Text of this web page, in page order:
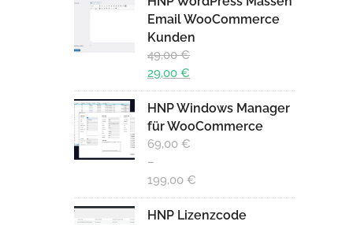
49,00 €
ist:
29,00 €.
Email WooCommerce
Kunden
49,00€
Ursprünglicher
Preis
war:
49,00 €
29,00 €
Aktueller
Preis
ist:
29,00 €.
HNP Windows Manager
für WooCommerce
69,00 €
–
199,00 €
HNP Lizenzcode